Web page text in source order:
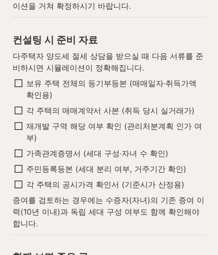
이션을 거쳐 확정하시기 바랍니다.
컨설팅 시 준비 자료
다주택자 양도세 절세 상담을 받으실 때 다음 서류를 준
비하시면 시뮬레이션이 정확해집니다.
보유 주택 전체의 등기부등본 (매매일자·취득가액
확인용)
각 주택의 매매계약서 사본 (취득 당시 실거래가)
재개발 구역 해당 여부 확인 (관리처분계획 인가 여
부)
가족관계증명서 (세대 구성·자녀 수 확인)
주민등록등본 (세대 분리 여부, 거주기간 확인)
각 주택의 공시가격 확인서 (기준시가 산정용)
증여를 검토하는 경우에는 수증자(자녀)의 기존 증여 이
력(10년 이내)과 독립 세대 구성 여부도 함께 확인해야
합니다.